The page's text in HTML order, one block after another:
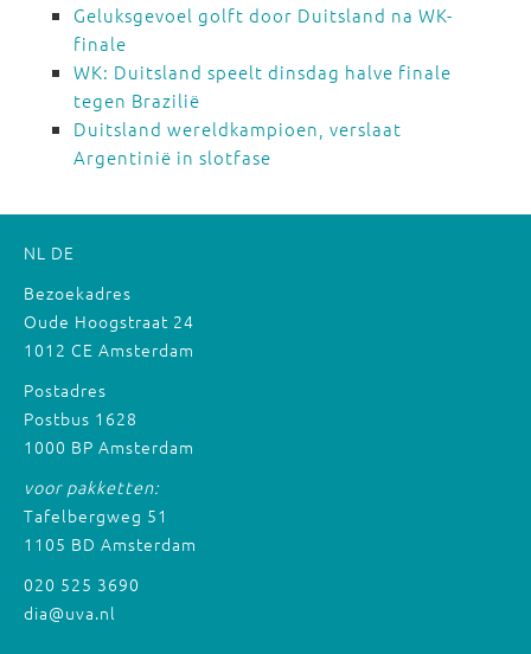
Geluksgevoel golft door Duitsland na WK-
finale
WK: Duitsland speelt dinsdag halve finale
tegen Brazilië
Duitsland wereldkampioen, verslaat
Argentinië in slotfase
NL DE
Bezoekadres
Oude Hoogstraat 24
1012 CE Amsterdam
Postadres
Postbus 1628
1000 BP Amsterdam
voor pakketten:
Tafelbergweg 51
1105 BD Amsterdam
020 525 3690
dia@uva.nl